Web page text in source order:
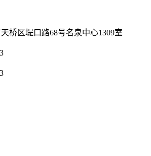
桥区堤口路68号名泉中心1309室